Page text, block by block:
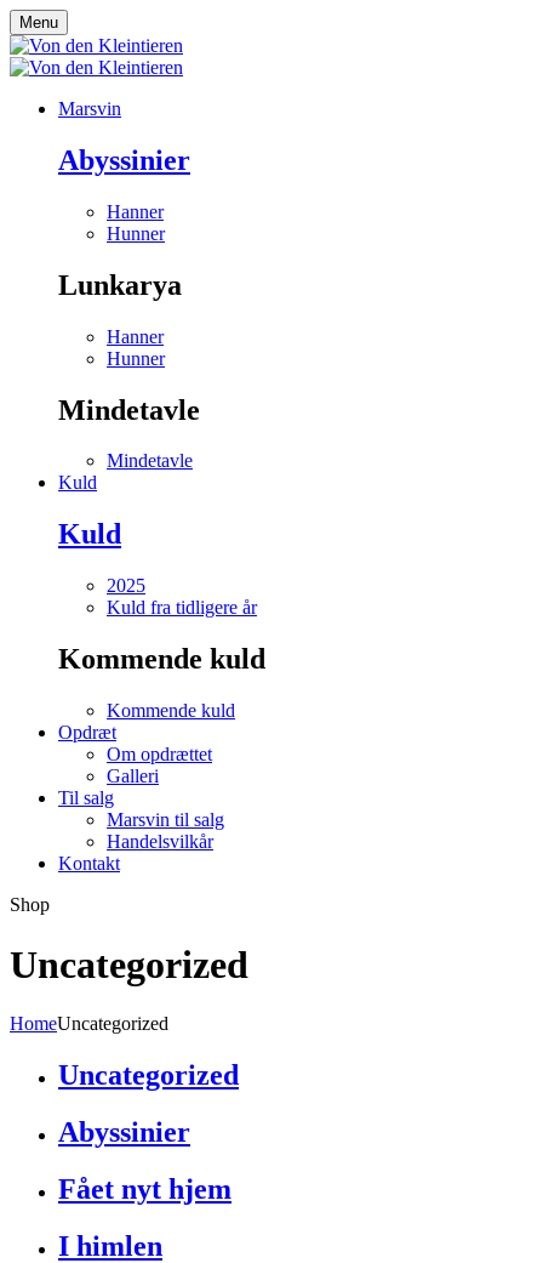
Menu
Marsvin
Abyssinier
Hanner
Hunner
Lunkarya
Hanner
Hunner
Mindetavle
Mindetavle
Kuld
Kuld
2025
Kuld fra tidligere år
Kommende kuld
Kommende kuld
Opdræt
Om opdrættet
Galleri
Til salg
Marsvin til salg
Handelsvilkår
Kontakt
Shop
Uncategorized
HomeUncategorized
Uncategorized
Abyssinier
Fået nyt hjem
I himlen